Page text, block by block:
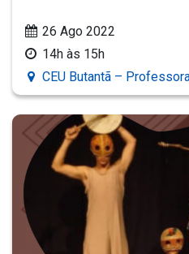
26 Ago 2022
14h às 15h
CEU Butantã –